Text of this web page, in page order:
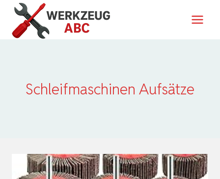
Zum
Inhalt
springen
Schleifmaschinen Aufsätze